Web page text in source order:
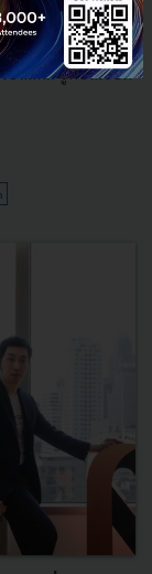
ระดับโลก
ยกระดับบริการสู่
เป็นแต้ม ชูคอนเซ็ปต์